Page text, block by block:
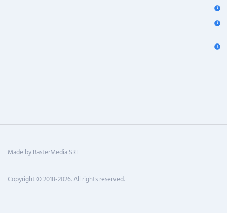
Made by BasterMedia SRL
Copyright © 2018-2026. All rights reserved.